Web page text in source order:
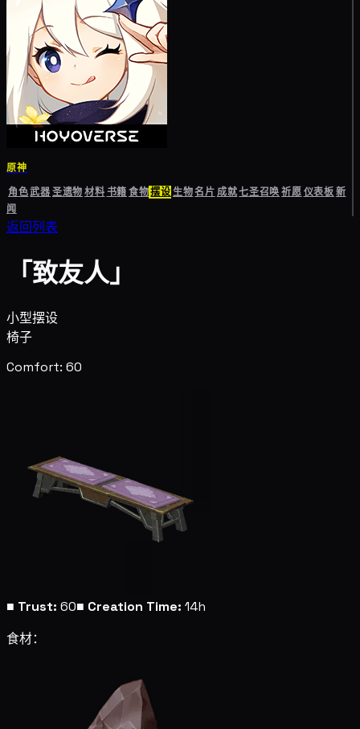
原神
角色武器圣遗物材料书籍食物摆设生物名片成就七圣召唤祈愿仪表板新
闻
返回列表
「致友人」
小型摆设
椅子
Comfort: 60
■ Trust: 60■ Creation Time: 14h
食材：